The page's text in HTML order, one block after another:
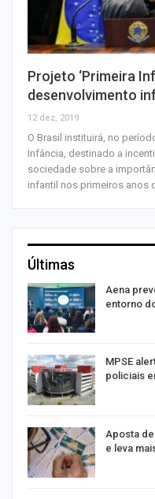
Projeto ‘Primeira
desenvolvimento
12 dez, 2019
O Brasil instituirá, no
Infância, destinado a
sociedade sobre a
infantil nos primeiros anos
Últimas
Aena
entorno
MPSE
policiais
Aposta
e leva